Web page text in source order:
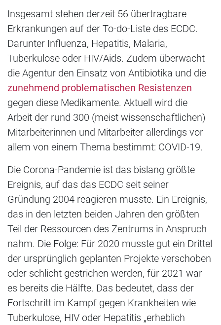
Insgesamt stehen derzeit 56 übertragbare
Erkrankungen auf der To-do-Liste des ECDC.
Darunter Influenza, Hepatitis, Malaria,
Tuberkulose oder HIV/Aids. Zudem überwacht
die Agentur den Einsatz von Antibiotika und die
zunehmend problematischen Resistenzen
gegen diese Medikamente. Aktuell wird die
Arbeit der rund 300 (meist wissenschaftlichen)
Mitarbeiterinnen und Mitarbeiter allerdings vor
allem von einem Thema bestimmt: COVID-19.
Die Corona-Pandemie ist das bislang größte
Ereignis, auf das das ECDC seit seiner
Gründung 2004 reagieren musste. Ein Ereignis,
das in den letzten beiden Jahren den größten
Teil der Ressourcen des Zentrums in Anspruch
nahm. Die Folge: Für 2020 musste gut ein Drittel
der ursprünglich geplanten Projekte verschoben
oder schlicht gestrichen werden, für 2021 war
es bereits die Hälfte. Das bedeutet, dass der
Fortschritt im Kampf gegen Krankheiten wie
Tuberkulose, HIV oder Hepatitis „erheblich